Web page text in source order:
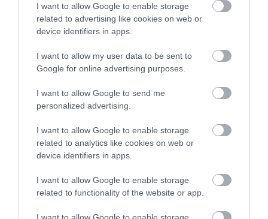
I want to allow Google to enable storage
related to advertising like cookies on web or
device identifiers in apps.
I want to allow my user data to be sent to
Google for online advertising purposes.
I want to allow Google to send me
personalized advertising.
I want to allow Google to enable storage
related to analytics like cookies on web or
device identifiers in apps.
I want to allow Google to enable storage
related to functionality of the website or app.
I want to allow Google to enable storage
Ez is érdekelhet!
Nagyobb teljesítmény, kisebb fogyasztás: 22
milliós indulóárral érkezett meg a legújabb
BMW
A debreceni gyár maximális kapacitása évi150 ezer
, és a termelés fokozatosan éri majd el a csúcsot.
villanymotorral összesen345 kW teljesítményre
képes. A SUV 4,9 másodperc alatt gyorsul százra, 108,7
kWh-s akkumulátora pedig maximum
teljesítménnyel tölthető
, így akár 800 kilométeres
WLTP szerinti hatótávra is képes, írja aHaszon.